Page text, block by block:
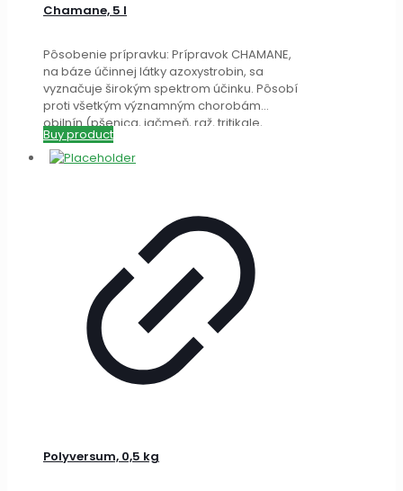
Chamane, 5 l
Pôsobenie prípravku: Prípravok CHAMANE,
na báze účinnej látky azoxystrobin, sa
vyznačuje širokým spektrom účinku. Pôsobí
proti všetkým významným chorobám
obilnín (pšenica, jačmeň, raž, tritikale,
ovos). Účinkuje
Buy product
Polyversum, 0,5 kg